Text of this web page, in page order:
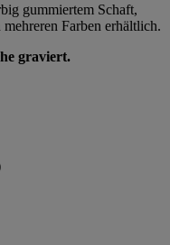
gummiertem Schaft,
Farben erhältlich.
graviert.